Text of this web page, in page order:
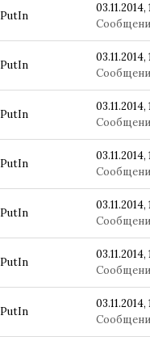
PutIn
03.11.2014,
PutIn
03.11.2014,
PutIn
03.11.2014,
PutIn
03.11.2014,
PutIn
03.11.2014,
PutIn
03.11.2014,
PutIn
03.11.2014,